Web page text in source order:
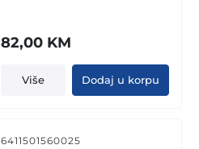
82,00 KM
Više Dodaj u korpu
6411501560025